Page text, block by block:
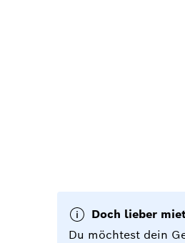
Doch lieber
Du möchtest dein